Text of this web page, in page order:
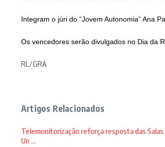
Integram o júri do “Jovem Autonomia” Ana
Os vencedores serão divulgados no Dia da
RL/GRA
Artigos Relacionados
Telemonitorização reforça resposta das Salas
Un ...